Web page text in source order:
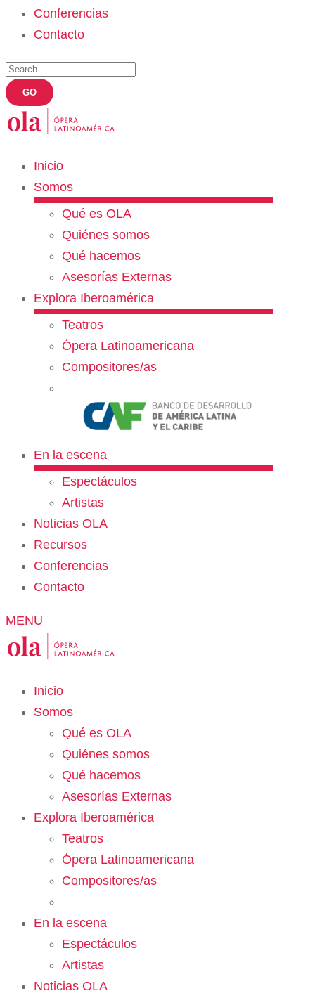
Conferencias
Contacto
Inicio
Somos
Qué es OLA
Quiénes somos
Qué hacemos
Asesorías Externas
Explora Iberoamérica
Teatros
Ópera Latinoamericana
Compositores/as
En la escena
Espectáculos
Artistas
Noticias OLA
Recursos
Conferencias
Contacto
MENU
Inicio
Somos
Qué es OLA
Quiénes somos
Qué hacemos
Asesorías Externas
Explora Iberoamérica
Teatros
Ópera Latinoamericana
Compositores/as
En la escena
Espectáculos
Artistas
Noticias OLA